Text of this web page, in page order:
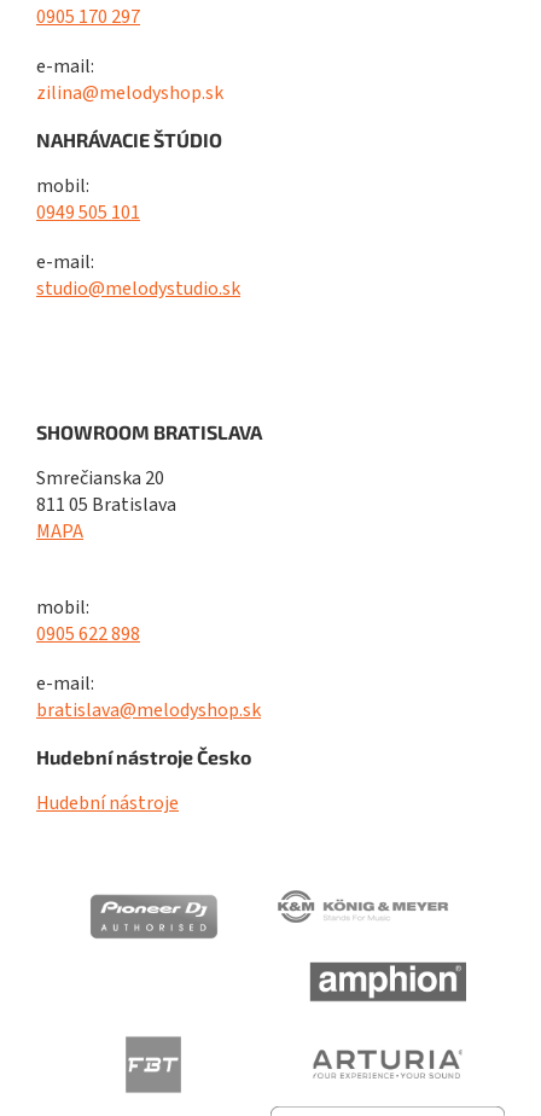
0905 170 297
e-mail:
zilina@melodyshop.sk
NAHRÁVACIE ŠTÚDIO
mobil:
0949 505 101
e-mail:
studio@melodystudio.sk
SHOWROOM BRATISLAVA
Smrečianska 20
811 05 Bratislava
MAPA
mobil:
0905 622 898
e-mail:
bratislava@melodyshop.sk
Hudební nástroje Česko
Hudební nástroje